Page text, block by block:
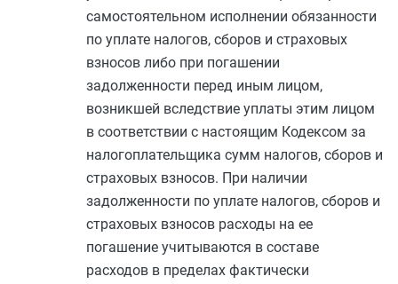
самостоятельном исполнении обязанности
по уплате налогов, сборов и страховых
взносов либо при погашении
задолженности перед иным лицом,
возникшей вследствие уплаты этим лицом
в соответствии с настоящим Кодексом за
налогоплательщика сумм налогов, сборов и
страховых взносов. При наличии
задолженности по уплате налогов, сборов и
страховых взносов расходы на ее
погашение учитываются в составе
расходов в пределах фактически